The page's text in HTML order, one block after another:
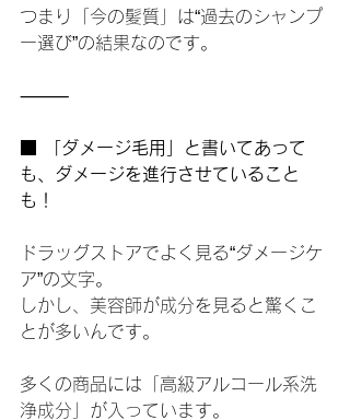
つまり「今の髪質」は“過去のシャンプ
ー選び”の結果なのです。
⸻
■ 「ダメージ毛用」と書いてあって
も、ダメージを進行させていること
も！
ドラッグストアでよく見る“ダメージケ
ア”の文字。
しかし、美容師が成分を見ると驚くこ
とが多いんです。
多くの商品には「高級アルコール系洗
浄成分」が入っています。